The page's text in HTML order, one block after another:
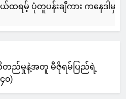
ပုံတူပန်းချီကား ကနေဒါမှာ ဒေါ်လ
ည်မှုနဲ့အတူ မီဇိုရမ်ပြည်ရဲ့
၀)